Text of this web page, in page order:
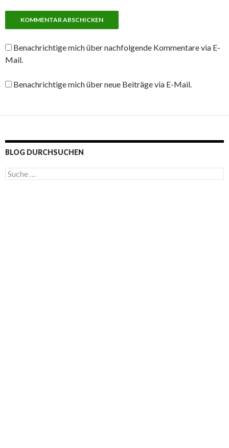
Benachrichtige mich über nachfolgende Kommentare via E-
Mail.
Benachrichtige mich über neue Beiträge via E-Mail.
BLOG DURCHSUCHEN
S
u